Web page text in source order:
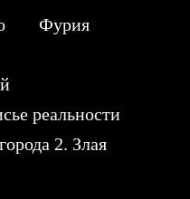
Фурия
реальности
2. Злая